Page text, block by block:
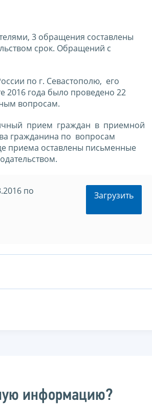
3 обращения составлены
срок. Обращений с
по г. Севастополю, его
2016 года было проведено 22
вопросам.
прием граждан в приемной
гражданина по вопросам
приема оставлены письменные
по
Загрузить
информацию?